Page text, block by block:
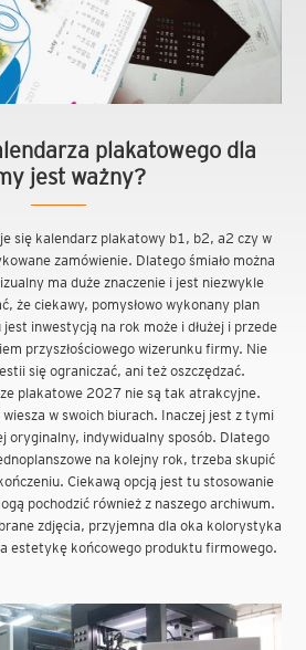
plakatowego dla
jest ważny?
się kalendarz plakatowy b1, b2, a2 czy w
zamówienie. Dlatego śmiało można
ma duże znaczenie i jest niezwykle
że ciekawy, pomysłowo wykonany plan
inwestycją na rok może i dłużej i przede
przyszłościowego wizerunku firmy. Nie
się ograniczać, ani też oszczędzać.
plakatowe 2027 nie są tak atrakcyjne.
w swoich biurach. Inaczej jest z tymi
oryginalny, indywidualny sposób. Dlatego
na kolejny rok, trzeba skupić
Ciekawą opcją jest tu stosowanie
pochodzić również z naszego archiwum.
zdjęcia, przyjemna dla oka kolorystyka
estetykę końcowego produktu firmowego.